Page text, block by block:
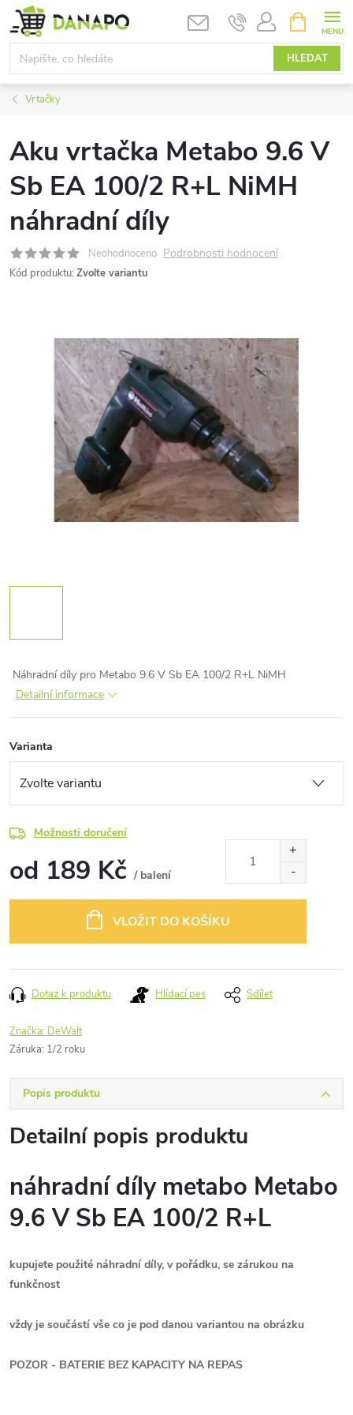
Přejít
na
obsah
HLEDAT
NÁKUPNÍ
KOŠÍK
Vrtačky
Aku vrtačka Metabo 9.6 V
Sb EA 100/2 R+L NiMH
náhradní díly
Neohodnoceno Podrobnosti hodnocení
Kód produktu: Zvolte variantu
Náhradní díly pro Metabo 9.6 V Sb EA 100/2 R+L NiMH
Detailní informace
Varianta
Možnosti doručení
od 189 Kč / balení
VLOŽIT DO KOŠÍKU
Dotaz k produktu Hlídací pes Sdílet
Značka: DeWalt
Záruka: 1/2 roku
Popis produktu
Detailní popis produktu
náhradní díly metabo Metabo
9.6 V Sb EA 100/2 R+L
kupujete použité náhradní díly, v pořádku, se zárukou na
funkčnost
vždy je součástí vše co je pod danou variantou na obrázku
POZOR - BATERIE BEZ KAPACITY NA REPAS